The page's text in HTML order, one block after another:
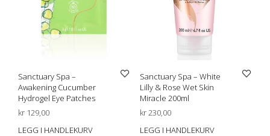
Sanctuary Spa –
Awakening Cucumber
Hydrogel Eye Patches
kr 129,00
LEGG I HANDLEKURV
Sanctuary Spa – White
Lilly & Rose Wet Skin
Miracle 200ml
kr230,00
LEGG I HANDLEKURV